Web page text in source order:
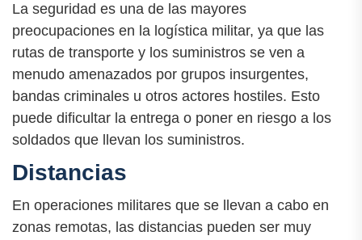
La seguridad es una de las mayores
preocupaciones en la logística militar, ya que las
rutas de transporte y los suministros se ven a
menudo amenazados por grupos insurgentes,
bandas criminales u otros actores hostiles. Esto
puede dificultar la entrega o poner en riesgo a los
soldados que llevan los suministros.
Distancias
En operaciones militares que se llevan a cabo en
zonas remotas, las distancias pueden ser muy